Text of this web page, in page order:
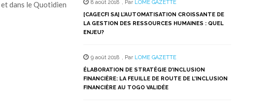
et dans le Quotidien
une
nouvelle
fenêtre)
une
nouvelle
fenêtre)
une
nouvelle
fenêtre)
une
nouvelle
fenêtre)
une
nouvelle
fenêtre)
8 août 2018 , Par LOME GAZETTE
[CAGECFI SA] L’AUTOMATISATION CROISSANTE DE
LA GESTION DES RESSOURCES HUMAINES : QUEL
ENJEU?
9 août 2018 , Par LOME GAZETTE
ÉLABORATION DE STRATÉGIE D’INCLUSION
FINANCIÈRE: LA FEUILLE DE ROUTE DE L’INCLUSION
FINANCIÈRE AU TOGO VALIDÉE